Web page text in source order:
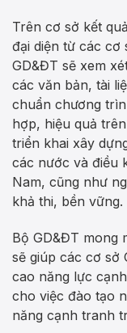
Trên cơ sở kết
đại diện từ các cơ
GD&ĐT sẽ xem
các văn bản, tài
chuẩn chương
hợp, hiệu quả
triển khai xây
các nước và điều
Nam, cũng như
khả thi, bền vững.
Bộ GD&ĐT mong
sẽ giúp các cơ sở
cao năng lực
cho việc đào tạo
năng cạnh tranh